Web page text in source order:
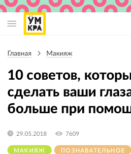
навигации
Главная Макияж
10 советов,
сделать ваши
больше при
МАКИЯЖ ПОЗНАВАТЕЛЬНОЕ
29.05.2018 7609